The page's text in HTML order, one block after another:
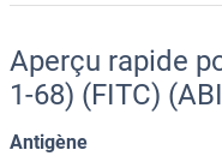
Aperçu rapide
1-68) (FITC)
Antigène